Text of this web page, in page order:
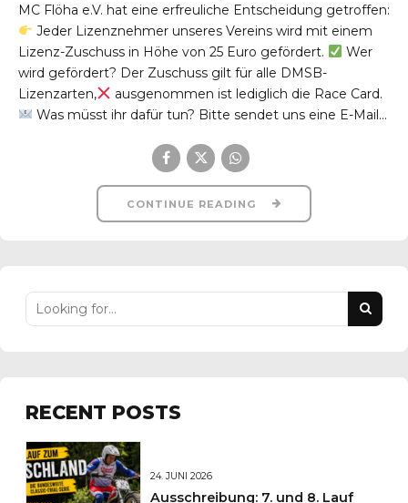
MC Flöha e.V. hat eine erfreuliche Entscheidung getroffen:
Jeder Lizenznehmer unseres Vereins wird mit einem
Lizenz-Zuschuss in Höhe von 25 Euro gefördert.
Wer
wird gefördert? Der Zuschuss gilt für alle DMSB-
Lizenzarten,
ausgenommen ist lediglich die Race Card.
Was müsst ihr dafür tun? Bitte sendet uns eine E-Mail...
CONTINUE READING
RECENT POSTS
24. JUNI 2026
Ausschreibung: 7. und 8. Lauf